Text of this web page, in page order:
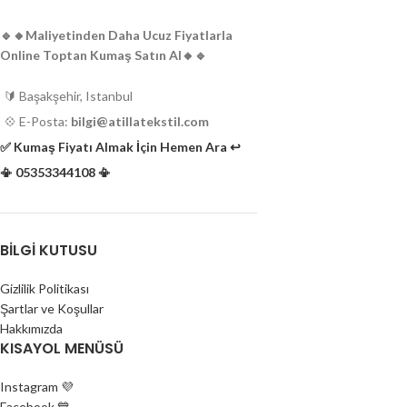
🔹️🔸️Maliyetinden Daha Ucuz Fiyatlarla
Online Toptan Kumaş Satın Al🔸️🔹️
🔰 Başakşehir, Istanbul
💠 E-Posta: bilgi@atillatekstil.com
✅️ Kumaş Fiyatı Almak İçin Hemen Ara ↩️
📳 05353344108 📳
BILGI KUTUSU
Gizlilik Politikası
Şartlar ve Koşullar
Hakkımızda
KISAYOL MENÜSÜ
Instagram 💜